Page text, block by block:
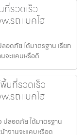
รวดเร็ว
รถแบคโฮ
อดภัย ได้มาตรฐาน เรียก
จะแคบหรือดิ
นที่รวดเร็ว
รถแบคโฮ
ปลอดภัย ได้มาตรฐาน
างานจะแคบหรือด